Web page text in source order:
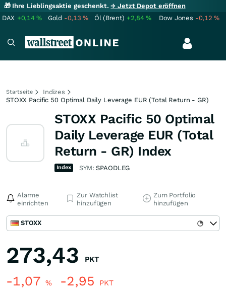
🎁 Ihre Lieblingsaktie geschenkt.→ Jetzt Depot eröffnen
DAX +0,14% Gold -0,13% Öl (Brent) +2,84% Dow Jones -0,12%
Startseite
Indizes
STOXX Pacific 50 Optimal Daily Leverage EUR (Total Return - GR)
STOXX Pacific 50 Optimal
Daily Leverage EUR (Total
Return - GR) Index
Index SYM:SPAODLEG
Alarme
einrichten
Zur Watchlist
hinzufügen
Zum Portfolio
hinzufügen
STOXX
273,43 PKT
-1,07 % -2,95 PKT